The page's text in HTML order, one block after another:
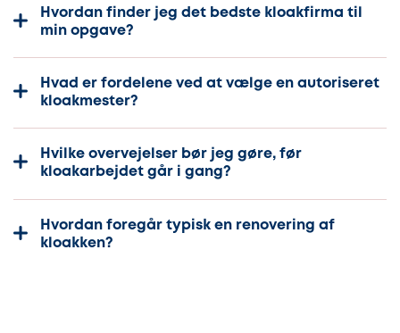
Hvordan finder jeg det bedste kloakfirma til
min opgave?
Hvad er fordelene ved at vælge en autoriseret
kloakmester?
Hvilke overvejelser bør jeg gøre, før
kloakarbejdet går i gang?
Hvordan foregår typisk en renovering af
kloakken?